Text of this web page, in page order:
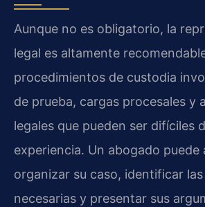
Aunque no es obligatorio, la
legal es altamente
procedimientos de custodia
de prueba, cargas procesales y
legales que pueden ser difíciles
experiencia. Un abogado puede
organizar su caso, identificar
necesarias y presentar sus